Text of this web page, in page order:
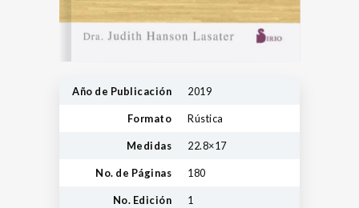
Año de Publicación 2019
Formato Rústica
Medidas 22.8×17
No. de Páginas 180
No. Edición 1